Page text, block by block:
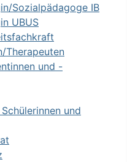
Sozialpädagoge IB
UBUS
Therapeuten
und -
und